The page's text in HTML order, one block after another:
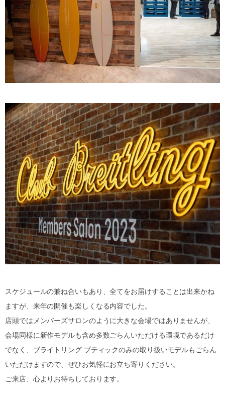
スケジュールの兼ね合いもあり、全てをお届けすることは出来かね
ますが、来年の開催も楽しくなる内容でした。
店頭ではメンバーズサロンのように大きな会場ではありませんが、
会場同様に新作モデルも含め多数ごらんいただける環境であるだけ
でなく、ブライトリング ブティックのみの取り扱いモデルもごらん
いただけますので、ぜひお気軽にお立ち寄りください。
ご来店、心よりお待ちしております。